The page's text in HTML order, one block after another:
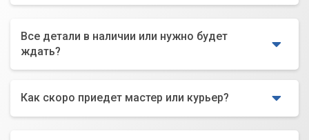
Все детали в наличии или нужно будет
ждать?
Как скоро приедет мастер или курьер?